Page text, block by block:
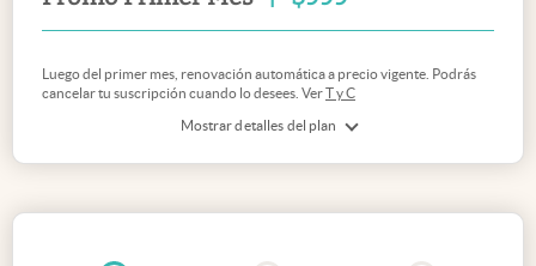
Mostrar detalles del plan
Luego del primer mes, renovación automática a precio vigente. Podrás
cancelar tu suscripción cuando lo desees. VerT y C